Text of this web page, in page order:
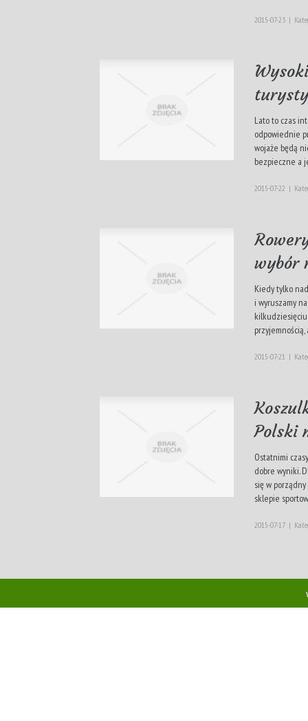
2015-07-23 |
Lato to czas
odpowiednie
wojaże będą
bezpieczne a
2015-07-22 |
wybór
Kiedy tylko
i wyruszamy
przyjemnością,
2015-07-21 |
Polski
Ostatnimi
dobre wyniki.
się w
sklepie
2015-07-17 |